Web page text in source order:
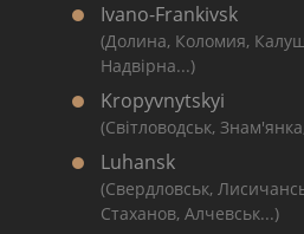
Ivano-Frankivsk
(Долина, Коломия,
Надвірна...)
Kropyvnytskyi
(Світловодськ,
Luhansk
(Свердловськ,
Стаханов, Алчевськ...)